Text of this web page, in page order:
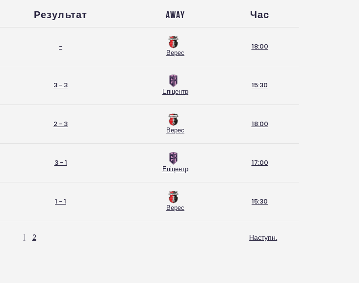
Результат Away Час
-
Верес
18:00
3 - 3
Епіцентр
15:30
2 - 3
Верес
18:00
3 - 1
Епіцентр
17:00
1 - 1
Верес
15:30
1 2 Наступн.